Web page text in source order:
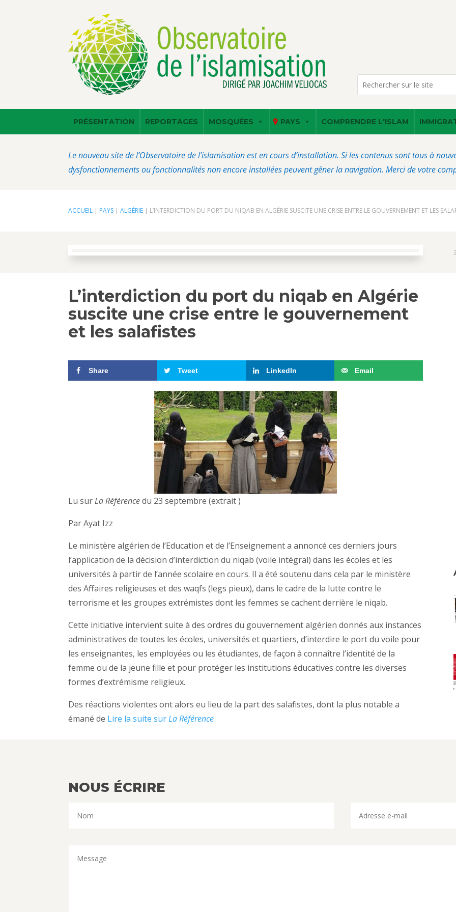
PRÉSENTATION REPORTAGES MOSQUÉES PAYS COMPRENDRE L'ISLAM
Le nouveau site de l’Observatoire de l’islamisation est en cours d’installation. Si les contenus sont tous à
dysfonctionnements ou fonctionnalités non encore installées peuvent gêner la navigation. Merci de votre
ACCUEIL | PAYS |ALGÉRIE | L’INTERDICTION DU PORT DU NIQAB EN ALGÉRIE SUSCITE UNE CRISE ENTRE LE GOUVERNEMENT ET LES
L’interdiction du port du niqab en Algérie
suscite une crise entre le gouvernement
et les salafistes
Share Tweet LinkedIn Email
Lu surLa Référencedu 23 septembre (extrait )
Par Ayat Izz
Le ministère algérien de l’Education et de l’Enseignement a annoncé ces derniers jours
l’application de la décision d’interdiction du niqab (voile intégral) dans les écoles et les
universités à partir de l’année scolaire en cours. Il a été soutenu dans cela par le ministère
des Affaires religieuses et des waqfs (legs pieux), dans le cadre de la lutte contre le
terrorisme et les groupes extrémistes dont les femmes se cachent derrière le niqab.
Cette initiative intervient suite à des ordres du gouvernement algérien donnés aux instances
administratives de toutes les écoles, universités et quartiers, d’interdire le port du voile pour
les enseignantes, les employées ou les étudiantes, de façon à connaître l’identité de la
femme ou de la jeune fille et pour protéger les institutions éducatives contre les diverses
formes d’extrémisme religieux.
Des réactions violentes ont alors eu lieu de la part des salafistes, dont la plus notable a
émané de Lire la suite surLa Référence
NOUS ÉCRIRE